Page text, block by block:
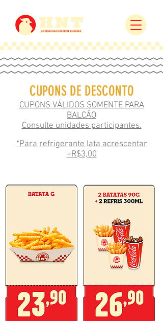
CUPONS DE DESCONTO
CUPONS VÁLIDOS SOMENTE PARA
BALCÃO
Consulte unidades participantes.
*Para refrigerante lata acrescentar
+R$3,00